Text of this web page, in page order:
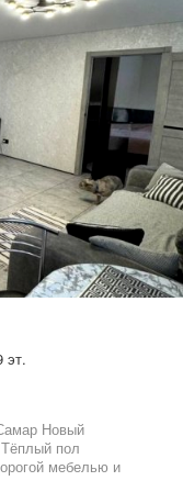
эт.
Новый
Тёплый пол
мебелью и